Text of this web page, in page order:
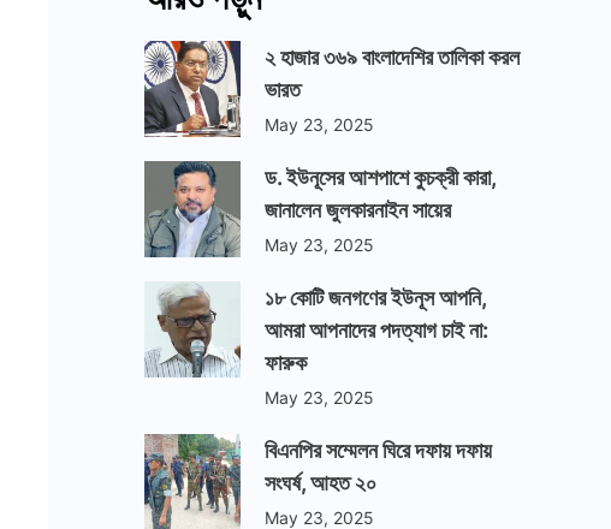
২ হাজার ৩৬৯ বাংলাদেশির তালিকা করল
ভারত
May 23, 2025
ড. ইউনূসের আশপাশে কুচক্রী কারা,
জানালেন জুলকারনাইন সায়ের
May 23, 2025
১৮ কোটি জনগণের ইউনূস আপনি,
আমরা আপনাদের পদত্যাগ চাই না:
ফারুক
May 23, 2025
বিএনপির সম্মেলন ঘিরে দফায় দফায়
সংঘর্ষ, আহত ২০
May 23, 2025